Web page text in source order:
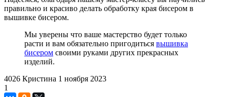
правильно и красиво делать обработку края бисером в
вышивке бисером.
Мы уверены что ваше мастерство будет только
расти и вам обязательно пригодиться вышивка
бисером своими руками других прекрасных
изделий.
4026 Кристина 1 ноября 2023
1